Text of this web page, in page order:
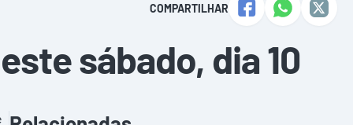
COMPARTILHAR
sábado, dia 10